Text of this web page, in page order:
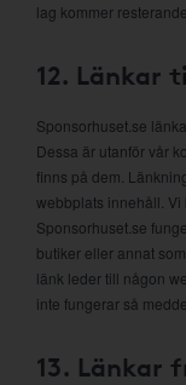
lag kommer
12. Länkar
Sponsorhuset.se
Dessa är utanför vår
finns på dem.
webbplats innehåll. Vi
Sponsorhuset.se
butiker eller annat
länk leder till någon
inte fungerar så
13. Länkar